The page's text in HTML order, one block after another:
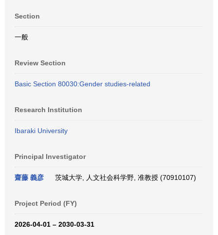
Section
一般
Review Section
Basic Section 80030:Gender studies-related
Research Institution
Ibaraki University
Principal Investigator
齋藤 義彦 茨城大学, 人文社会科学野, 准教授 (70910107)
Project Period (FY)
2026-04-01 – 2030-03-31